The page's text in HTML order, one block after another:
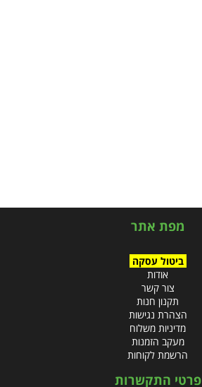
מפת אתר
ביטול עסקה
אודות
צור קשר
תקנון חנות
הצהרת נגישות
מדיניות משלוח
מעקב הזמנות
הרשמת לקוחות
פרטי התקשרות